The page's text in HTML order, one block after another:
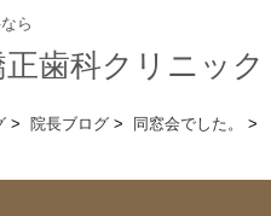
ら
歯科クリニック
> 院長ブログ > 同窓会でした。 >